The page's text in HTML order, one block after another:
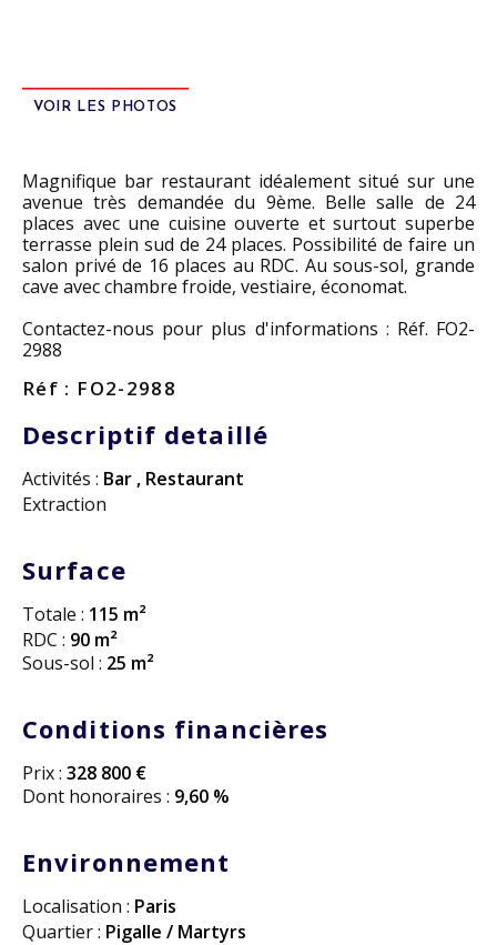
VOIR LES PHOTOS
Magnifique bar restaurant idéalement situé sur une
avenue très demandée du 9ème. Belle salle de 24
places avec une cuisine ouverte et surtout superbe
terrasse plein sud de 24 places. Possibilité de faire un
salon privé de 16 places au RDC. Au sous-sol, grande
cave avec chambre froide, vestiaire, économat.
Contactez-nous pour plus d'informations : Réf. FO2-
2988
Réf : FO2-2988
Descriptif detaillé
Activités : Bar , Restaurant
Extraction
Surface
Totale : 115 m²
RDC : 90 m²
Sous-sol : 25 m²
Conditions financières
Prix : 328 800 €
Dont honoraires : 9,60 %
Environnement
Localisation : Paris
Quartier : Pigalle / Martyrs